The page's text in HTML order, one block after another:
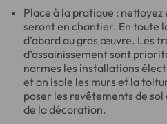
Place à la pratique : nettoyez
seront en chantier. En toute
d’abord au gros œuvre. Les
d’assainissement sont
normes les installations
et on isole les murs et la
poser les revêtements de sol
de la décoration.